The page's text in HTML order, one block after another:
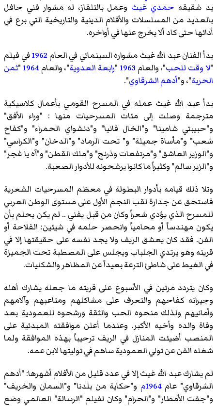
يد شقيقه حمدي غيث وعمل بالتلفاز، له مشوار فني حافل
بالعديد من المسلسلات والأفلام الدينية والتاريخية التي برع في
أدائها حتى كاد ألا يخرج عنها في أواخره.
بدأ الفنان عبد الله غيث مشواره السينمائي في العام 1962في فيلم
"لا وقت للحب"، والعام 1963
"رابعة العدوية"، والعام1964
"ثمن
الحرية"، و"أدهم الشرقاوي".
بدأ عبد الله غيث عمله في المسرح القومي بأعمال كلاسيكية
مترجمة وصلت إلى مئات المسرحيات منها : "وراء الأفق"
و"حبيبتي شامينا" و"الخال فانيا" و"دنشواي الحمراء" و"كفاح
شعب" و"مأساة جميلة" و" تحت الرماد" و"الدخان" و"الكراسي"
و"الوزير العاشق" و"مرتفعات وذرنج" و"ملك القطن" و"آه يا غجر"
و"الزير سالم" وكثيراً ما كانوا يرشحونه للأدوار الصعبة.
وتلا ذلك قيامه بأدوار البطولة في معظم المسرحيات الشعرية
فاستحق عن جدارة لقب النجم الأول على مستوى الوطن العربي
للمسرح الذي يؤدي شعراً وكان من قبل يفني .. لم يكن يحلم بأن
يكون مهندساً أو محامياً وانحصر حلمه في شيئين: الفلاحة أو
الفن. فقد كان يعشق الريف ولا يجد نفسه على حقيقتها إلا في
قريته وهو يرتدي الجلباب ويجلس على المصطبة تحت الجميزة
في الغيط على شاطئ الترعة بعيداً عن المظاهر والشكليات.
وكان يتردد مرتين في الأسبوع على قريته ما جعله يشارك أهله
وجيرانه كفاحهم والتعرف على مشاكلهم ومتاعبهم وآلامهم
وأمانيهم ولذلك منحوه الحب والثقة ورشحوه للعمودية بعد
وفاة والده وأخيه الأكبر. وعندما أعلن موافقته المبدئية على
المنصب أضيئت المنازل في الريف ترحيباً بهذه الموافقة ولما
شغله الفن عن تولي العمودية ساهم في توليتها لابن عمه.
لم يشارك عبد الله غيث إلا في عدد قليل من الأفلام أشهرها: "أدهم
الشرقاوي" عام1964م
و"حكاية من بلدنا" و"السمان والخريف"
و"جفت الأمطار" و"الحرام" وكان لفيلم "الرسالة" العالمي وضع